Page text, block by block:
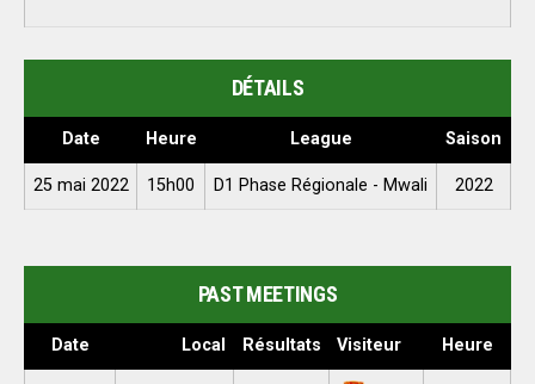
DÉTAILS
Date Heure League Saison
25 mai 2022 15h00 D1 Phase Régionale - Mwali 2022
PAST MEETINGS
Date Local Résultats Visiteur Heure